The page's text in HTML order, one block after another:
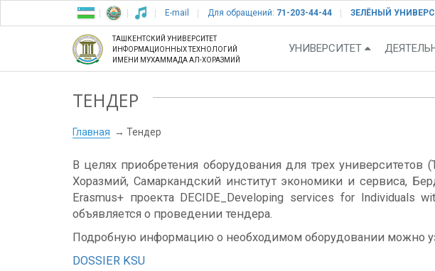
E-mail Для обращений: 71-203-44-44 ЗЕЛЁНЫЙ
ТАШКЕНТСКИЙ УНИВЕРСИТЕТ
ИНФОРМАЦИОННЫХ ТЕХНОЛОГИЙ
ИМЕНИ МУХАММАДА АЛ-ХОРАЗМИЙ
УНИВЕРСИТЕТ
ТЕНДЕР
Главная Тендер
В целях приобретения оборудования для трех
Хоразмий, Самаркандский институт экономики и сервиса,
Erasmus+ проекта DECIDE_Developing services for
объявляется о проведении тендера.
Подробную информацию о необходимом оборудовании можно
DOSSIER KSU